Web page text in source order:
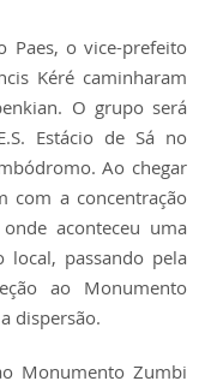
Paes, o vice-prefeito
Kéré caminharam
O grupo será
Estácio de Sá no
Ao chegar
com a concentração
aconteceu uma
passando pela
ao Monumento
dispersão.
Monumento Zumbi